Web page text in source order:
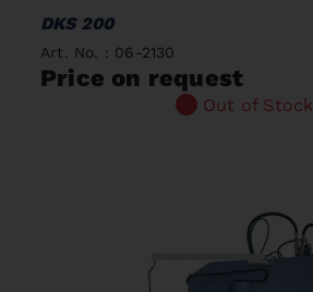
DKS 200
Art. No. : 06-2130
Price on request
Out of Stock